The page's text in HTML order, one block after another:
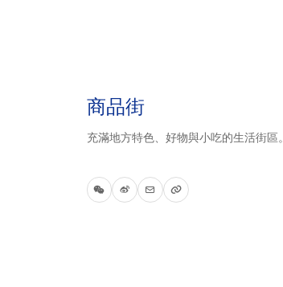
商品街
充滿地方特色、好物與小吃的生活街區。